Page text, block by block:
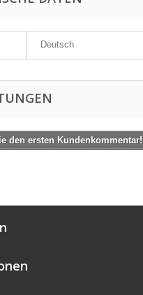
Deutsch
den ersten Kundenkommentar!